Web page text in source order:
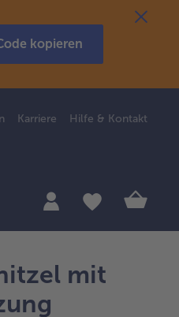
kopieren
Karriere Hilfe & Kontakt
mit